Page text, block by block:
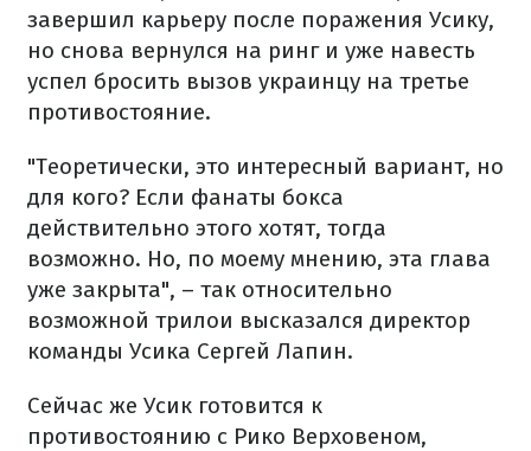
завершил карьеру после поражения Усику,
но снова вернулся на ринг и уже навесть
успел бросить вызов украинцу на третье
противостояние.
"Теоретически, это интересный вариант, но
для кого? Если фанаты бокса
действительно этого хотят, тогда
возможно. Но, по моему мнению, эта глава
уже закрыта", – так относительно
возможной трилои высказался директор
команды Усика Сергей Лапин.
Сейчас же Усик готовится к
противостоянию с Рико Верховеном,